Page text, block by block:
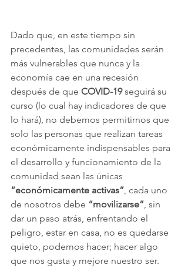
Dado que, en este tiempo sin
precedentes, las comunidades serán
más vulnerables que nunca y la
economía cae en una recesión
después de que COVID-19 seguirá su
curso (lo cual hay indicadores de que
lo hará), no debemos permitirnos que
solo las personas que realizan tareas
económicamente indispensables para
el desarrollo y funcionamiento de la
comunidad sean las únicas
“económicamente activas”, cada uno
de nosotros debe “movilizarse”, sin
dar un paso atrás, enfrentando el
peligro, estar en casa, no es quedarse
quieto, podemos hacer; hacer algo
que nos gusta y mejore nuestro ser.